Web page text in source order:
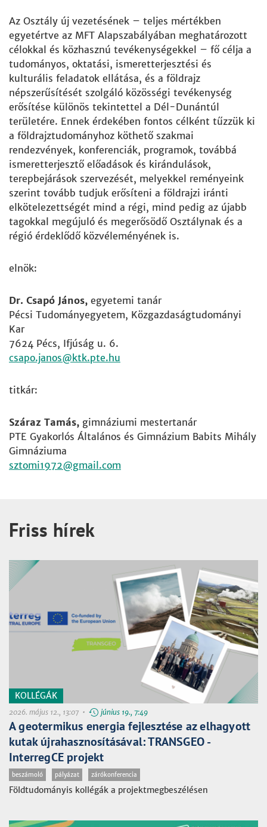
Az Osztály új vezetésének – teljes mértékben
egyetértve az MFT Alapszabályában meghatározott
célokkal és közhasznú tevékenységekkel – fő célja a
tudományos, oktatási, ismeretterjesztési és
kulturális feladatok ellátása, és a földrajz
népszerűsítését szolgáló közösségi tevékenység
erősítése különös tekintettel a Dél-Dunántúl
területére. Ennek érdekében fontos célként tűzzük ki
a földrajztudományhoz köthető szakmai
rendezvények, konferenciák, programok, továbbá
ismeretterjesztő előadások és kirándulások,
terepbejárások szervezését, melyekkel reményeink
szerint tovább tudjuk erősíteni a földrajzi iránti
elkötelezettségét mind a régi, mind pedig az újabb
tagokkal megújuló és megerősödő Osztálynak és a
régió érdeklődő közvéleményének is.
elnök:
Dr. Csapó János, egyetemi tanár
Pécsi Tudományegyetem, Közgazdaságtudományi
Kar
7624 Pécs, Ifjúság u. 6.
csapo.janos
titkár:
Száraz Tamás, gimnáziumi mestertanár
PTE Gyakorlós Általános és Gimnázium Babits Mihály
Gimnáziuma
sztomi1972
Friss hírek
KOLLÉGÁK
2026. május 12., 13:07 • június 19., 7:49
A geotermikus energia fejlesztése az elhagyott
kutak újrahasznosításával: TRANSGEO -
InterregCE projekt
beszámoló pályázat zárókonferencia
Földtudományis kollégák a projektmegbeszélésen